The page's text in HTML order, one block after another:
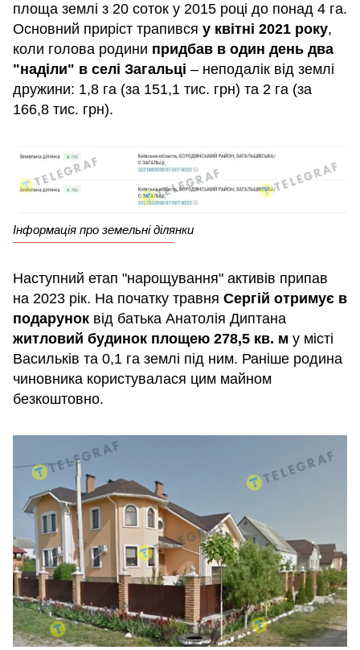
площа землі з 20 соток у 2015 році до понад 4 га.
Основний приріст трапився у квітні 2021 року,
коли голова родини придбав в один день два
"наділи" в селі Загальці – неподалік від землі
дружини: 1,8 га (за 151,1 тис. грн) та 2 га (за
166,8 тис. грн).
Інформація про земельні ділянки
Наступний етап "нарощування" активів припав
на 2023 рік. На початку травня Сергій отримує в
подарунок від батька Анатолія Диптана
житловий будинок площею 278,5 кв. м у місті
Васильків та 0,1 га землі під ним. Раніше родина
чиновника користувалася цим майном
безкоштовно.